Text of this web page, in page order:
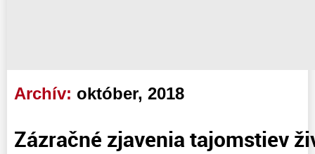
Archív: október, 2018
Zázračné zjavenia tajomstiev